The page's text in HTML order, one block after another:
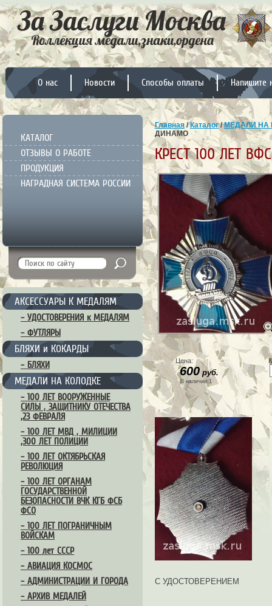
О нас Новости Способы оплаты Напишите
КАТАЛОГ
ОТЗЫВЫ О РАБОТЕ
ПРОДУКЦИЯ
НАГРАДНАЯ СИСТЕМА РОССИИ
АКСЕССУАРЫ К МЕДАЛЯМ
– УДОСТОВЕРЕНИЯ к МЕДАЛЯМ
– ФУТЛЯРЫ
БЛЯХИ и КОКАРДЫ
– БЛЯХИ
МЕДАЛИ НА КОЛОДКЕ
– 100 ЛЕТ ВООРУЖЕННЫЕ
СИЛЫ , ЗАЩИТНИКУ ОТЕЧЕСТВА
,23 ФЕВРАЛЯ
– 100 ЛЕТ МВД , МИЛИЦИИ
,300 ЛЕТ ПОЛИЦИИ
– 100 ЛЕТ ОКТЯБРЬСКАЯ
РЕВОЛЮЦИЯ
– 100 ЛЕТ ОРГАНАМ
ГОСУДАРСТВЕННОЙ
БЕЗОПАСНОСТИ ВЧК КГБ ФСБ
ФСО
– 100 ЛЕТ ПОГРАНИЧНЫМ
ВОЙСКАМ
– 100 лет СССР
– АВИАЦИЯ КОСМОС
– АДМИНИСТРАЦИИ И ГОРОДА
– АРХИВ МЕДАЛЕЙ
Главная/Каталог/МЕДАЛИ НА
ДИНАМО
КРЕСТ 100 ЛЕТ
Цена:
600 руб.
В наличии:1
С УДОСТОВЕРЕНИЕМ